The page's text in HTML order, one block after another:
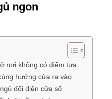
ngon
nơi không có điểm tựa
hướng cửa ra vào
đối diện cửa sổ